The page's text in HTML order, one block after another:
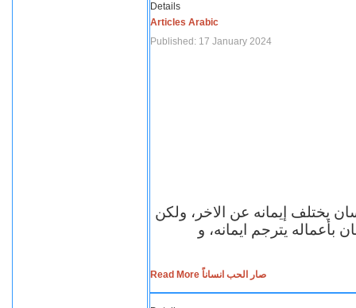
Details
Articles Arabic
Published: 17 January 2024
يختلف إيمانه عن الاخر، ولكن
بأعماله يترجم ايمانه، و
Read More صار الحب انساناً